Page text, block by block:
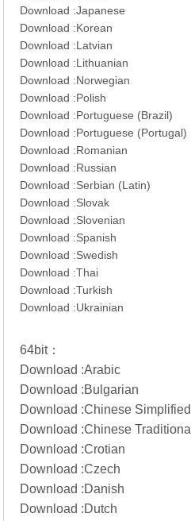
Download :Japanese
Download :Korean
Download :Latvian
Download :Lithuanian
Download :Norwegian
Download :Polish
Download :Portuguese (Brazil)
Download :Portuguese (Portugal)
Download :Romanian
Download :Russian
Download :Serbian (Latin)
Download :Slovak
Download :Slovenian
Download :Spanish
Download :Swedish
Download :Thai
Download :Turkish
Download :Ukrainian
64bit：
Download :Arabic
Download :Bulgarian
Download :Chinese Simplified
Download :Chinese Traditional
Download :Crotian
Download :Czech
Download :Danish
Download :Dutch